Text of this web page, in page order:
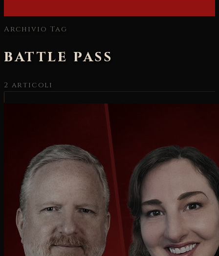
Archivio Tag
battle pass
2 articoli